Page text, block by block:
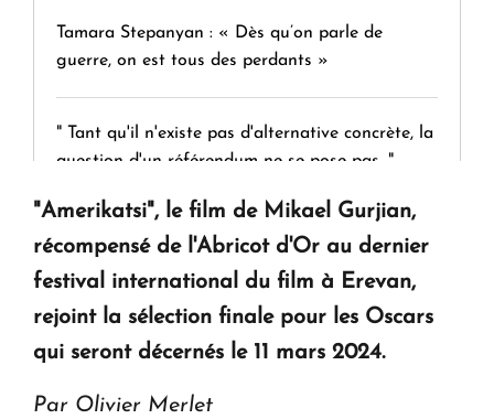
Tamara Stepanyan : « Dès qu’on parle de
guerre, on est tous des perdants »
" Tant qu'il n'existe pas d'alternative concrète, la
question d'un référendum ne se pose pas. "
KASA : 30 ans d'audace, de résilience et d'avenir
en Arménie
ouvrira ses portes à Dilijan
"Amerikatsi", le film de Mikael Gurjian,
récompensé de l'Abricot d'Or au dernier
festival international du film à Erevan,
rejoint la sélection finale pour les Oscars
qui seront décernés le 11 mars 2024.
Par Olivier Merlet